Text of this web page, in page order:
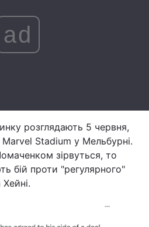
ad
розглядають 5 червня,
Stadium у Мельбурні.
зірвуться, то
бій проти "регулярного"